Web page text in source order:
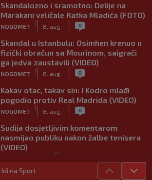
Skandalozno i sramotno: Delije na
Marakani veličale Ratka Mladića (FOTO)
NOGOMET
|
8. aug.
| 0
Skandal u Istanbulu: Osimhen krenuo u
fizički obračun sa Mourinom, saigrači
ga jedva zaustavili (VIDEO)
NOGOMET
|
8. aug.
| 0
Kakav otac, takav sin: I Kodro mlađi
pogodio protiv Real Madrida (VIDEO)
NOGOMET
|
8. aug.
| 0
Sudija dosjetljivim komentarom
nasmijao publiku nakon žalbe tenisera
(VIDEO)
| |
Haos u Irskoj: Navijač utrčao na teren i
Idi na Sport